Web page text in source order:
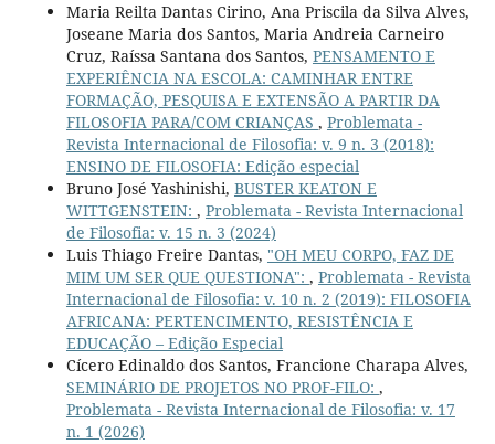
Maria Reilta Dantas Cirino, Ana Priscila da Silva Alves,
Joseane Maria dos Santos, Maria Andreia Carneiro
Cruz, Raíssa Santana dos Santos, PENSAMENTO E
EXPERIÊNCIA NA ESCOLA: CAMINHAR ENTRE
FORMAÇÃO, PESQUISA E EXTENSÃO A PARTIR DA
FILOSOFIA PARA/COM CRIANÇAS , Problemata -
Revista Internacional de Filosofia: v. 9 n. 3 (2018):
ENSINO DE FILOSOFIA: Edição especial
Bruno José Yashinishi, BUSTER KEATON E
WITTGENSTEIN: , Problemata - Revista Internacional
de Filosofia: v. 15 n. 3 (2024)
Luis Thiago Freire Dantas, "OH MEU CORPO, FAZ DE
MIM UM SER QUE QUESTIONA": , Problemata - Revista
Internacional de Filosofia: v. 10 n. 2 (2019): FILOSOFIA
AFRICANA: PERTENCIMENTO, RESISTÊNCIA E
EDUCAÇÃO – Edição Especial
Cícero Edinaldo dos Santos, Francione Charapa Alves,
SEMINÁRIO DE PROJETOS NO PROF-FILO: ,
Problemata - Revista Internacional de Filosofia: v. 17
n. 1 (2026)